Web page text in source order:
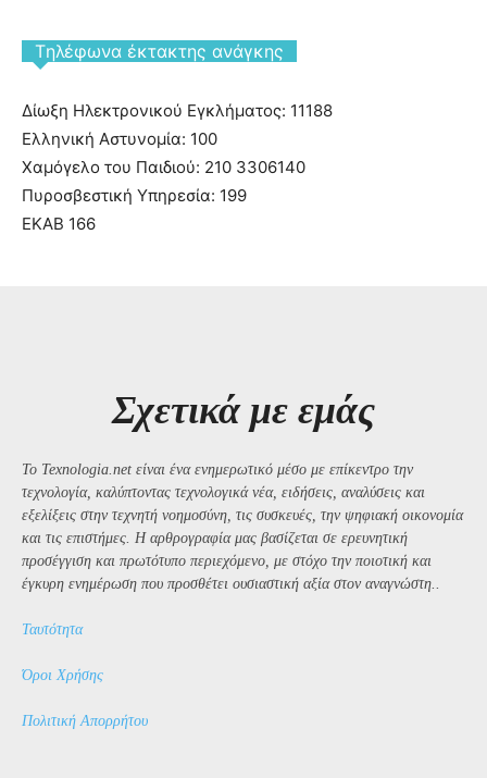
Tηλέφωνα έκτακτης ανάγκης
Δίωξη Ηλεκτρονικού Εγκλήματος: 11188
Ελληνική Αστυνομία: 100
Χαμόγελο του Παιδιού: 210 3306140
Πυροσβεστική Υπηρεσία: 199
ΕΚΑΒ 166
Σχετικά με εμάς
Το Texnologia.net είναι ένα ενημερωτικό μέσο με επίκεντρο την
τεχνολογία, καλύπτοντας τεχνολογικά νέα, ειδήσεις, αναλύσεις και
εξελίξεις στην τεχνητή νοημοσύνη, τις συσκευές, την ψηφιακή οικονομία
και τις επιστήμες. Η αρθρογραφία μας βασίζεται σε ερευνητική
προσέγγιση και πρωτότυπο περιεχόμενο, με στόχο την ποιοτική και
έγκυρη ενημέρωση που προσθέτει ουσιαστική αξία στον αναγνώστη..
Ταυτότητα
Όροι Χρήσης
Πολιτική Απορρήτου